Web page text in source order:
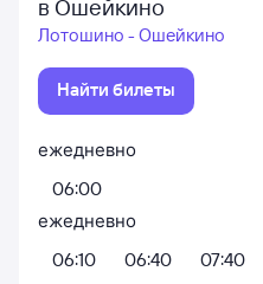
в Ошейкино
Лотошино - Ошейкино
Найти билеты
ежедневно
06:00
ежедневно
06:10
06:40 07:40